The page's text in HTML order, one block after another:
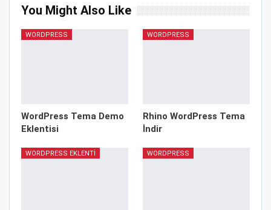
You Might Also Like
WORDPRESS
WordPress Tema Demo
Eklentisi
WORDPRESS
Rhino WordPress Tema
İndir
WORDPRESS EKLENTI WORDPRESS